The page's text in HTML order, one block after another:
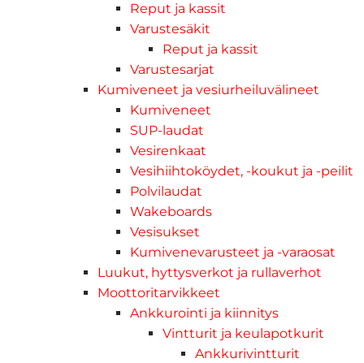
Reput ja kassit
Varustesäkit
Reput ja kassit
Varustesarjat
Kumiveneet ja vesiurheiluvälineet
Kumiveneet
SUP-laudat
Vesirenkaat
Vesihiihtoköydet, -koukut ja -peilit
Polvilaudat
Wakeboards
Vesisukset
Kumivenevarusteet ja -varaosat
Luukut, hyttysverkot ja rullaverhot
Moottoritarvikkeet
Ankkurointi ja kiinnitys
Vintturit ja keulapotkurit
Ankkurivintturit